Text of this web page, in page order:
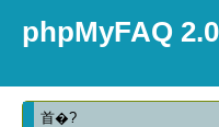
phpMyFAQ
首�?